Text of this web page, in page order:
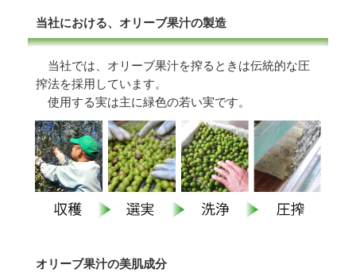
当社における、オリーブ果汁の製造
当社では、オリーブ果汁を搾るときは伝統的な圧
搾法を採用しています。
使用する実は主に緑色の若い実です。
オリーブ果汁の美肌成分